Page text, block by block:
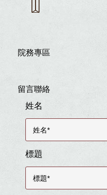
院務專區
留言聯絡
姓名
標題